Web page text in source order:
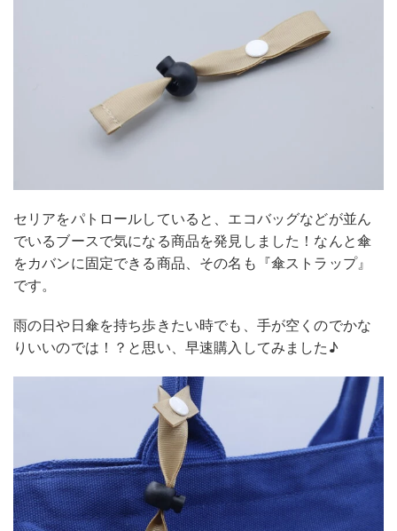
セリアをパトロールしていると、エコバッグなどが並ん
でいるブースで気になる商品を発見しました！なんと傘
をカバンに固定できる商品、その名も『傘ストラップ』
です。
雨の日や日傘を持ち歩きたい時でも、手が空くのでかな
りいいのでは！？と思い、早速購入してみました♪